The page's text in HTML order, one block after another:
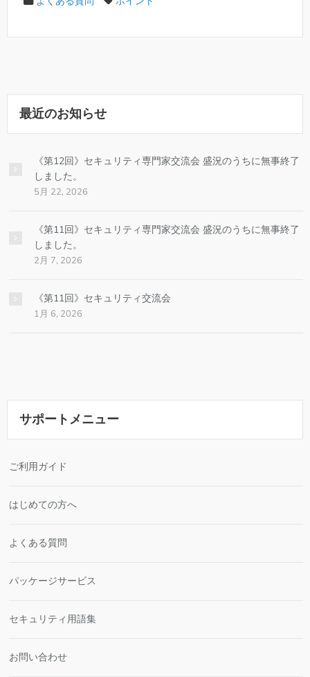
最近のお知らせ
《第12回》セキュリティ専門家交流会 盛況のうちに無事終了
しました。
5月 22, 2026
《第11回》セキュリティ専門家交流会 盛況のうちに無事終了
しました。
2月 7, 2026
《第11回》セキュリティ交流会
1月 6, 2026
サポートメニュー
ご利用ガイド
はじめての方へ
よくある質問
パッケージサービス
セキュリティ用語集
お問い合わせ